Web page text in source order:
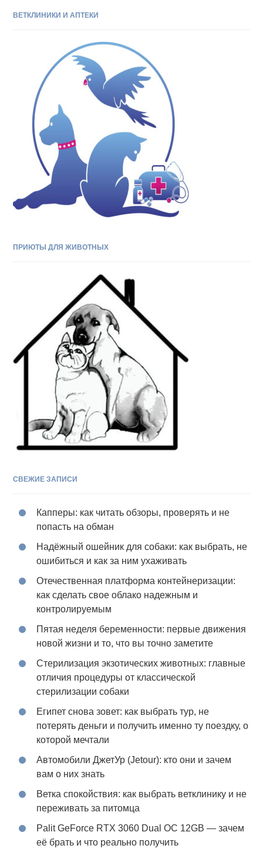
ВЕТКЛИНИКИ И АПТЕКИ
ПРИЮТЫ ДЛЯ ЖИВОТНЫХ
СВЕЖИЕ ЗАПИСИ
Капперы: как читать обзоры, проверять и не
попасть на обман
Надёжный ошейник для собаки: как выбрать, не
ошибиться и как за ним ухаживать
Отечественная платформа контейнеризации:
как сделать свое облако надежным и
контролируемым
Пятая неделя беременности: первые движения
новой жизни и то, что вы точно заметите
Стерилизация экзотических животных: главные
отличия процедуры от классической
стерилизации собаки
Египет снова зовет: как выбрать тур, не
потерять деньги и получить именно ту поездку, о
которой мечтали
Автомобили ДжетУр (Jetour): кто они и зачем
вам о них знать
Ветка спокойствия: как выбрать ветклинику и не
переживать за питомца
Palit GeForce RTX 3060 Dual OC 12GB — зачем
её брать и что реально получить